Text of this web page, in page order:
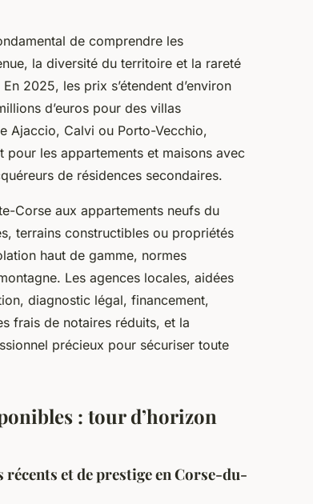
de comprendre les
la diversité du territoire et la rareté
2025, les prix s’étendent d’environ
d’euros pour des villas
Ajaccio, Calvi ou Porto-Vecchio,
pour les appartements et maisons avec
de résidences secondaires.
Corse aux appartements neufs du
terrains constructibles ou propriétés
haut de gamme, normes
Les agences locales, aidées
diagnostic légal, financement,
frais de notaires réduits, et la
précieux pour sécuriser toute
: tour d’horizon
et de prestige en Corse-du-